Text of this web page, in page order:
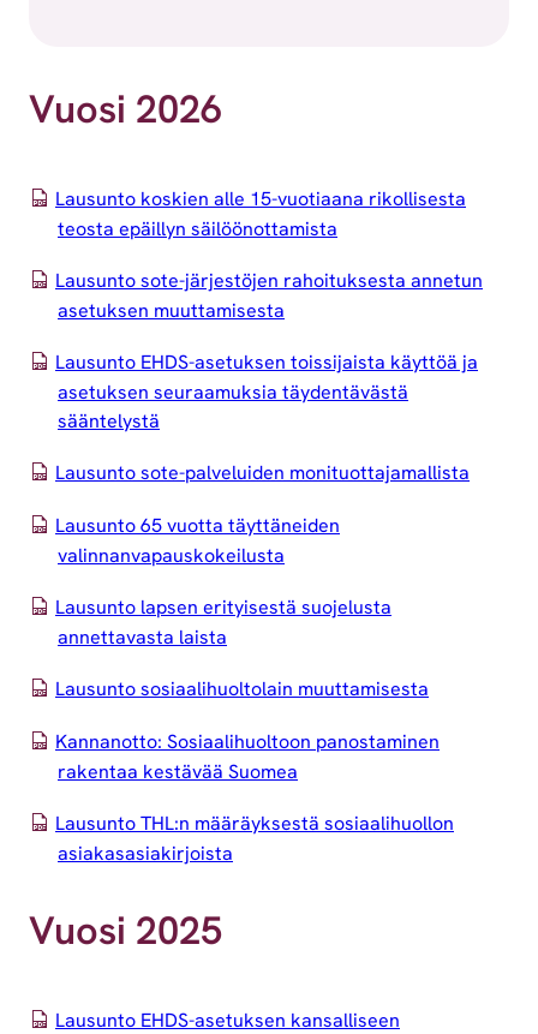
Vuosi 2026
Lausunto koskien alle 15-vuotiaana rikollisesta
teosta epäillyn säilöönottamista
Lausunto sote-järjestöjen rahoituksesta annetun
asetuksen muuttamisesta
Lausunto EHDS-asetuksen toissijaista käyttöä ja
asetuksen seuraamuksia täydentävästä
sääntelystä
Lausunto sote-palveluiden monituottajamallista
Lausunto 65 vuotta täyttäneiden
valinnanvapauskokeilusta
Lausunto lapsen erityisestä suojelusta
annettavasta laista
Lausunto sosiaalihuoltolain muuttamisesta
Kannanotto: Sosiaalihuoltoon panostaminen
rakentaa kestävää Suomea
Lausunto THL:n määräyksestä sosiaalihuollon
asiakasasiakirjoista
Vuosi 2025
Lausunto EHDS-asetuksen kansalliseen